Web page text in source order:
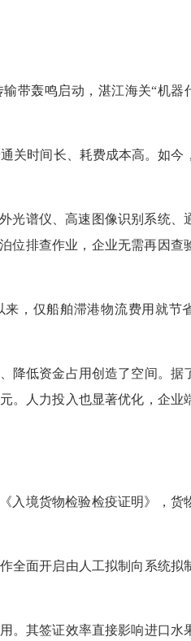
带轰鸣启动，湛江海关“机器
关时间长、耗费成本高。如今
谱仪、高速图像识别系统、
位排查作业，企业无需再因查
，仅船舶滞港物流费用就节
低资金占用创造了空间。据
。人力投入也显著优化，企业
境货物检验检疫证明》，货
面开启由人工拟制向系统拟
其签证效率直接影响进口水